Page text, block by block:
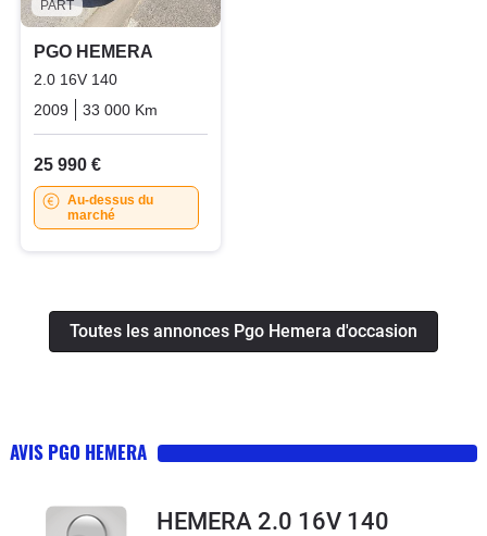
PART
PGO HEMERA
2.0 16V 140
2009
33 000 Km
25 990 €
Au-dessus du
marché
Toutes les annonces Pgo Hemera d'occasion
AVIS PGO HEMERA
HEMERA 2.0 16V 140